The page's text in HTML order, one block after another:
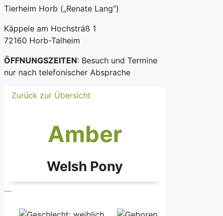
Tierheim Horb („Renate Lang“)
Käppele am Hochsträß 1
72160 Horb-Talheim
ÖFFNUNGSZEITEN: Besuch und Termine
nur nach telefonischer Absprache
Zurück zur Übersicht
Amber
Welsh Pony